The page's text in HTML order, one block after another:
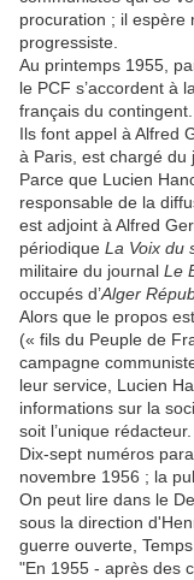
procuration ; il espère
progressiste.
Au printemps 1955,
le PCF s’accordent à
français du contingent.
Ils font appel à Alfred
à Paris, est chargé du
Parce que Lucien
responsable de la
est adjoint à Alfred
périodique La Voix du
militaire du journal Le
occupés d’Alger
Alors que le propos
(« fils du Peuple de
campagne
leur service, Lucien
informations sur la
soit l’unique rédacteur.
Dix-sept numéros
novembre 1956 ; la
On peut lire dans le
sous la direction
guerre ouverte,
"En 1955 - après des